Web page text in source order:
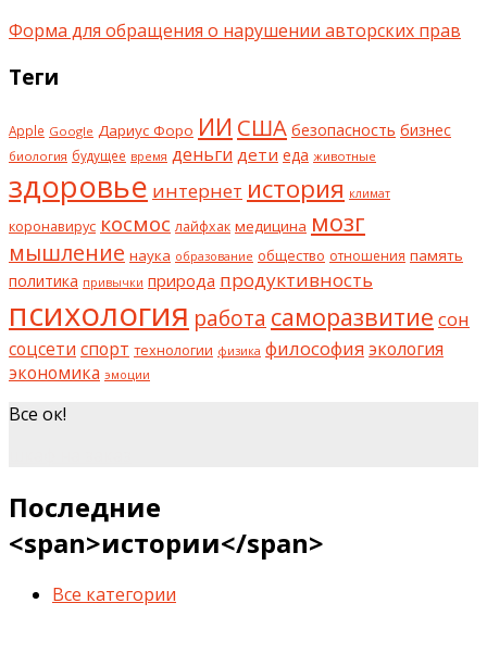
Форма для обращения о нарушении авторских прав
Теги
Apple Google Дариус Форо ИИ США безопасность бизнес
биология будущее время деньги дети еда животные
здоровье интернет история климат
коронавирус космос лайфхак медицина мозг
мышление наука образование общество отношения память
политика привычки природа продуктивность
психология работа саморазвитие сон
соцсети спорт технологии физика философия экология
экономика эмоции
Все ок!
Последние
<span>истории</span>
Все категории